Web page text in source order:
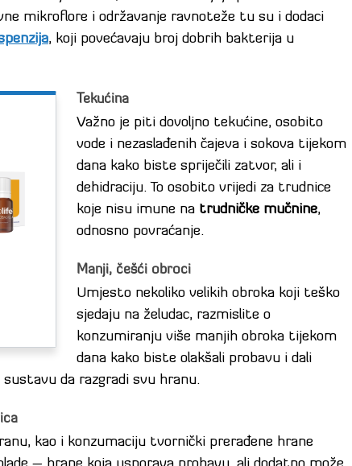
mikroflore i održavanje ravnoteže tu su i dodaci
, koji povećavaju broj dobrih bakterija u
Tekućina
Važno je piti dovoljno tekućine, osobito
vode i nezaslađenih čajeva i sokova tijekom
dana kako biste spriječili zatvor, ali i
dehidraciju. To osobito vrijedi za trudnice
koje nisu imune na trudničke mučnine,
odnosno povraćanje.
Manji, češći obroci
Umjesto nekoliko velikih obroka koji teško
sjedaju na želudac, razmislite o
konzumiranju više manjih obroka tijekom
dana kako biste olakšali probavu i dali
da razgradi svu hranu.
kao i konzumaciju tvornički prerađene hrane